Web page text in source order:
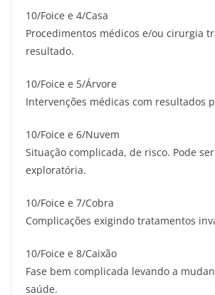
10/Foice e 4/Casa
Procedimentos médicos e/ou cirurgia
resultado.
10/Foice e 5/Árvore
Intervenções médicas com resultados
10/Foice e 6/Nuvem
Situação complicada, de risco. Pode
exploratória.
10/Foice e 7/Cobra
Complicações exigindo tratamentos
10/Foice e 8/Caixão
Fase bem complicada levando a
saúde.